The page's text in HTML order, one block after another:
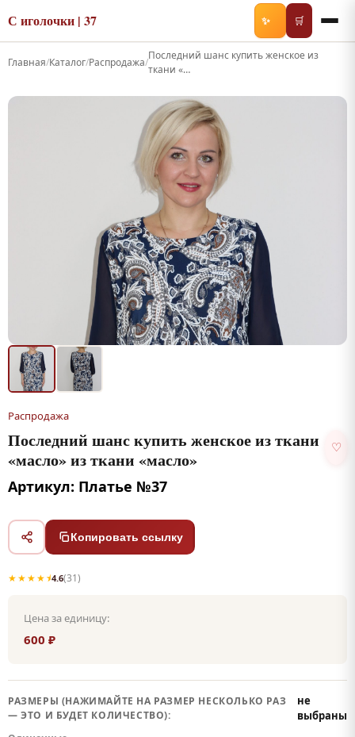
С иголочки | 37 ✨ 🛒
Главная/Каталог/Распродажа/
Последний шанс купить женское из
ткани «…
Распродажа
Последний шанс купить женское из ткани
«масло» из ткани «масло»
♡
Артикул: Платье №37
Копировать ссылку
★★★★⯨4.6(31)
Цена за единицу:
600 ₽
РАЗМЕРЫ (НАЖИМАЙТЕ НА РАЗМЕР НЕСКОЛЬКО РАЗ
— ЭТО И БУДЕТ КОЛИЧЕСТВО):
не
выбраны